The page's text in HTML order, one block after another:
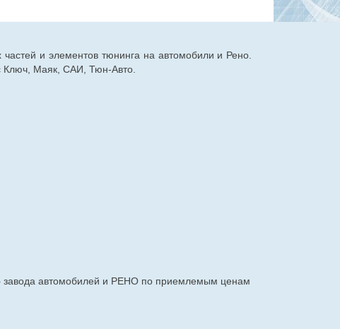
и элементов тюнинга на автомобили и Рено.
Ключ, Маяк, САИ, Тюн-Авто.
завода автомобилей и РЕНО по приемлемым ценам